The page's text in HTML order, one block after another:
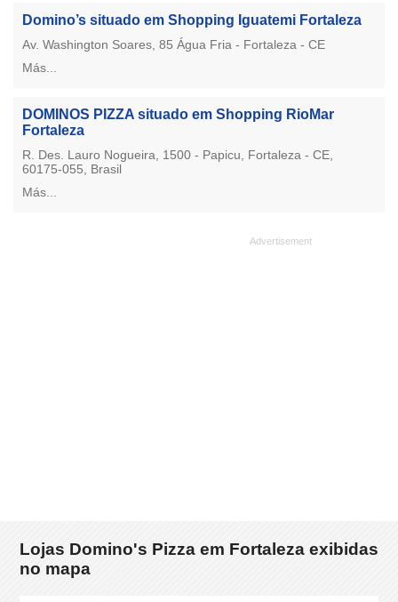
Domino’s situado em Shopping Iguatemi Fortaleza
Av. Washington Soares, 85 Água Fria - Fortaleza - CE
Más...
DOMINOS PIZZA situado em Shopping RioMar
Fortaleza
R. Des. Lauro Nogueira, 1500 - Papicu, Fortaleza - CE,
60175-055, Brasil
Más...
Lojas Domino's Pizza em Fortaleza exibidas
no mapa